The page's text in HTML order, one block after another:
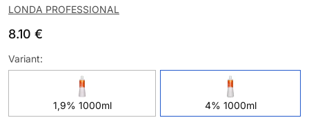
LONDA PROFESSIONAL
8.10 €
Variant:
1,9% 1000ml 4% 1000ml